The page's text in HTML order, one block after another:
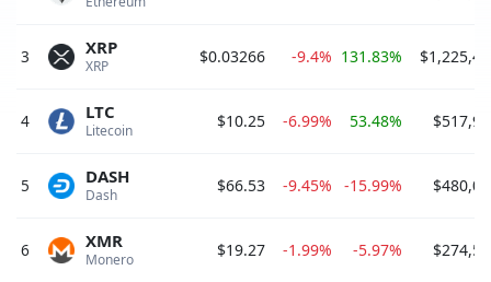
3 XRP
XRP $0.03266 -9.4% 131.83%
4 Litecoin
LTC $10.25 -6.99% 53.48%
5 Dash
DASH $66.53 -9.45% -15.99%
6 Monero
XMR $19.27 -1.99% -5.97%